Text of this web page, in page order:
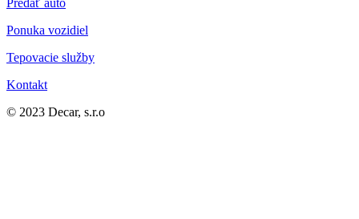
Ponuka vozidiel
Tepovacie služby
Kontakt
© 2023 Decar, s.r.o